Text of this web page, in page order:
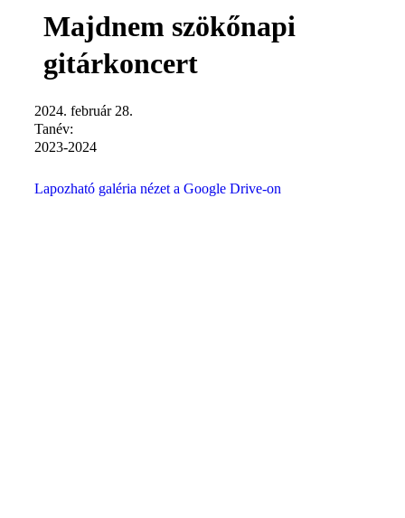
Majdnem szökőnapi
gitárkoncert
2024. február 28.
Tanév:
2023-2024
Lapozható galéria nézet a Google Drive-on